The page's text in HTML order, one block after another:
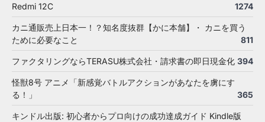
Redmi 12C 1274
カニ通販売上日本一！？知名度抜群【かに本舗】・ カニを買う
ために必要なこと
811
ファクタリングならTERASU株式会社・請求書の即日現金化 394
怪獣8号 アニメ「新感覚バトルアクションがあなたを虜にす
る！」
365
キンドル出版: 初心者からプロ向けの成功達成ガイド Kindle版